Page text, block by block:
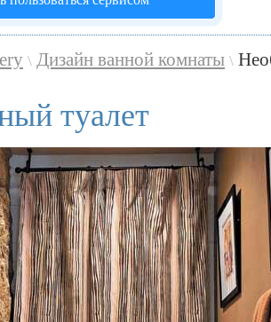
\ Дизайн ванной комнаты \
туалет